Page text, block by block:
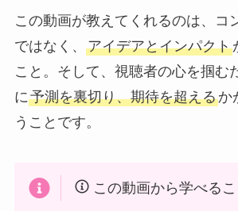
この動画が教えてくれるのは、コ
ではなく、 アイデアとインパクト
こと。そして、視聴者の心を掴む
に予測を裏切り、期待を超えるか
うことです。
この動画から学べるこ